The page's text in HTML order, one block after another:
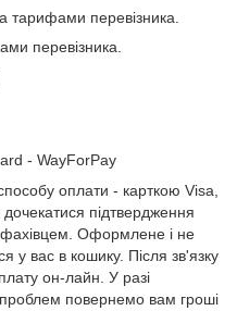
перевізника.
перевізника.
- WayForPay
оплати - карткою Visa,
підтвердження
Оформлене і не
у вас в кошику. Після зв'язку
он-лайн. У разі
повернемо вам гроші